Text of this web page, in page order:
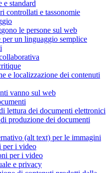
e standard
controllati e tassonomie
le persone sul web
un linguaggio semplice
e localizzazione dei contenuti
vanno sul web
lettura dei documenti elettronici
produzione dei documenti
(alt text) per le immagini
per i video
per i video
e privacy